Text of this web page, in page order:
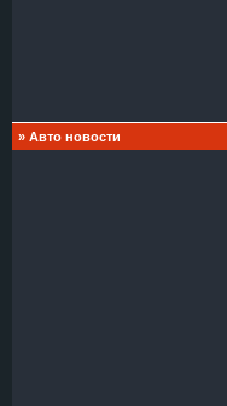
» Авто новости